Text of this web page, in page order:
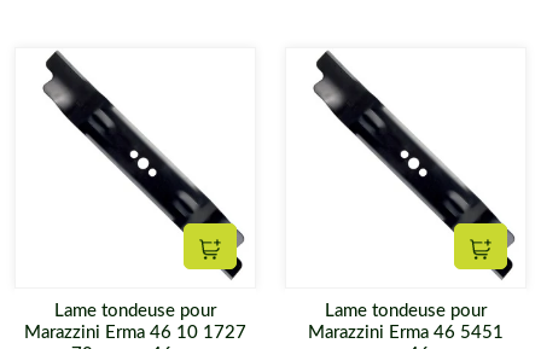
Ajouter au panier
Lame tondeuse pour
Marazzini Erma 46 10 1727
Lame tondeuse pour
Marazzini Erma 46 5451